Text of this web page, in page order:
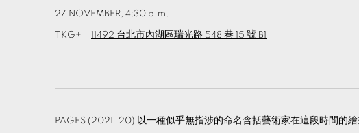
27 NOVEMBER, 4:30 p.m.
TKG+ 11492 台北市內湖區瑞光路 548 巷 15 號 B1
PAGES (2021–20) 以一種似乎無指涉的命名含括藝術家在這段時間的